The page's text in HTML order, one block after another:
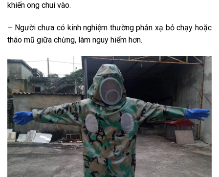
khiến ong chui vào.
– Người chưa có kinh nghiệm thường phản xạ bỏ chạy hoặc
tháo mũ giữa chừng, làm nguy hiểm hơn.